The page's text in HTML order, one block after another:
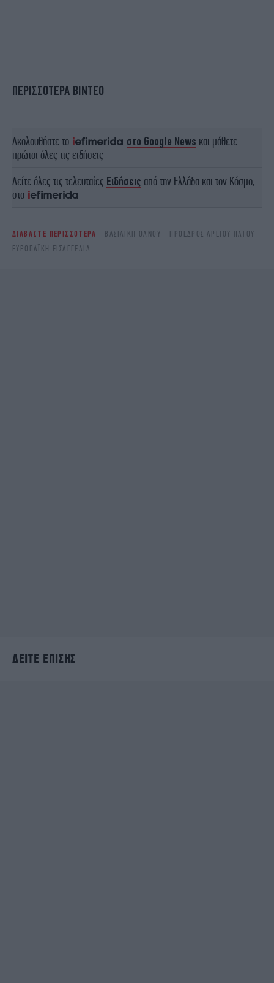
ΠΕΡΙΣΣΟΤΕΡΑ ΒΙΝΤΕΟ
Ακολουθήστε το στο Google News και μάθετε
πρώτοι όλες τις ειδήσεις
Δείτε όλες τις τελευταίες Ειδήσεις από την Ελλάδα και τον Κόσμο,
στο
ΔΙΑΒΑΣΤΕ ΠΕΡΙΣΣΟΤΕΡΑ ΒΑΣΙΛΙΚΉ ΘΆΝΟΥ
ΠΡΌΕΔΡΟΣ ΑΡΕΊΟΥ ΠΆΓΟΥ
ΕΥΡΩΠΑΪΚΗ ΕΙΣΑΓΓΕΛΙΑ
ΔΕΙΤΕ ΕΠΙΣΗΣ